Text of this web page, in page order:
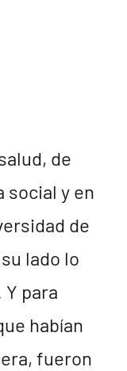
de
social y en
de
lado lo
para
habían
fueron